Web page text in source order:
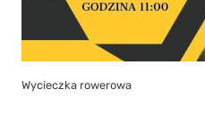
Wycieczka rowerowa